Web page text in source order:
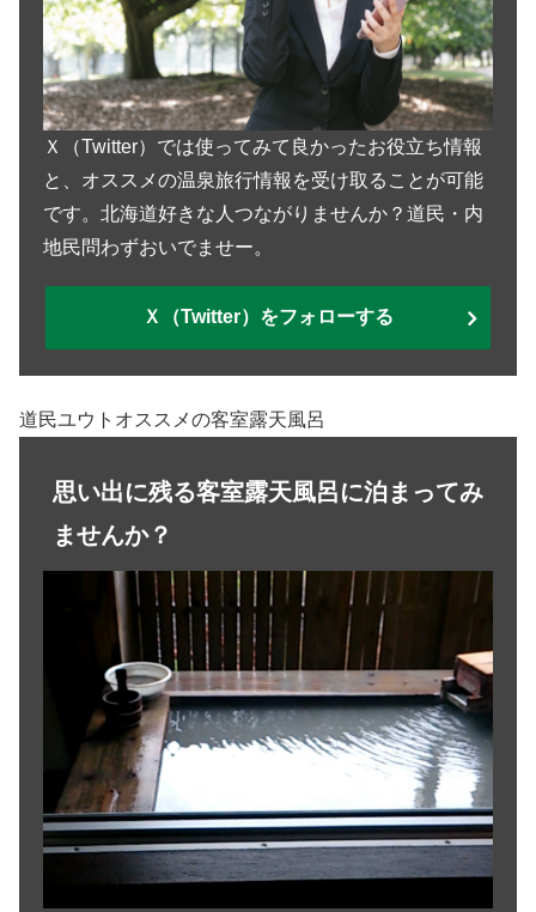
Ｘ（Twitter）では使ってみて良かったお役立ち情報
と、オススメの温泉旅行情報を受け取ることが可能
です。北海道好きな人つながりませんか？道民・内
地民問わずおいでませー。
Ｘ（Twitter）をフォローする
道民ユウトオススメの客室露天風呂
思い出に残る客室露天風呂に泊まってみ
ませんか？